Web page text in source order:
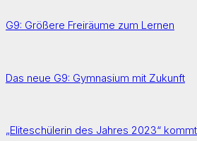
G9: Größere Freiräume zum Lernen
Das neue G9: Gymnasium mit Zukunft
„Eliteschülerin des Jahres 2023“